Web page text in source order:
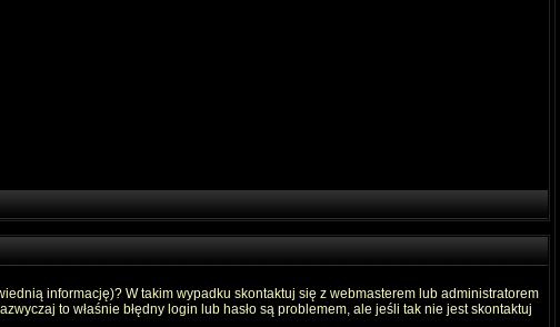
informację)? W takim wypadku skontaktuj się z webmasterem lub administratorem
to właśnie błędny login lub hasło są problemem, ale jeśli tak nie jest skontaktuj